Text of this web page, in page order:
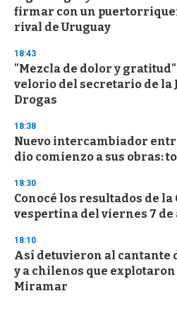
firmar con un
rival de Uruguay
18:43
"Mezcla de dolor y
velorio del secretario de la
Drogas
18:38
Nuevo intercambiador entre
dio comienzo a sus obras:
18:30
Conocé los resultados de
vespertina del viernes 7 de
18:10
Así detuvieron al cantante
y a chilenos que
Miramar